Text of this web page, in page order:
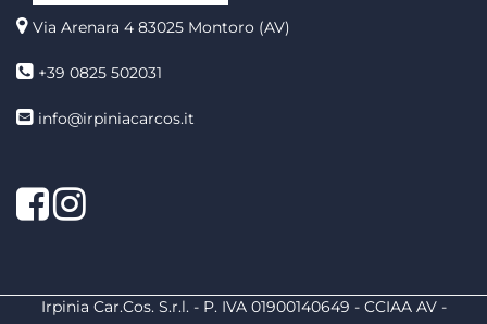
Via Arenara 4 83025 Montoro (AV)
+39 0825 502031
info@irpiniacarcos.it
FacebookInstagram
Irpinia Car.Cos. S.r.l. - P. IVA 01900140649 - CCIAA AV -